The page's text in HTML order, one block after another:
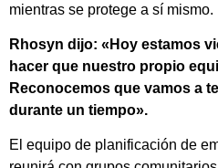
mientras se protege a sí mismo.
Rhosyn dijo: «Hoy estamos
hacer que nuestro propio
Reconocemos que vamos a
durante un tiempo».
El equipo de planificación de